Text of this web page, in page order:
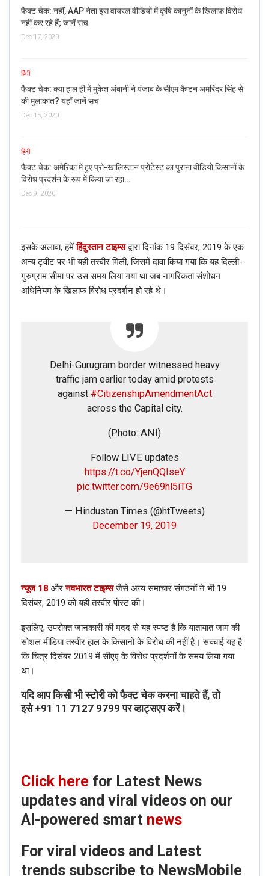
फैक्ट चेक: नहीं, AAP नेता इस वायरल वीडियो में कृषि कानूनों के खिलाफ विरोध
नहीं कर रहे हैं; जानें सच
Dec 17, 2020
हिंदी
फैक्ट चेक: क्या हाल ही में मुकेश अंबानी ने पंजाब के सीएम कैप्टन अमरिंदर सिंह से
की मुलाकात? यहाँ जानें सच
Dec 15, 2020
हिंदी
फैक्ट चेक: अमेरिका में हुए प्रो-खालिस्तान प्रोटेस्ट का पुराना वीडियो किसानों के
विरोध प्रदर्शन के रूप में किया जा रहा…
Dec 9, 2020
इसके अलावा, हमेंहिंदुस्तान टाइम्सद्वारा दिनांक 19 दिसंबर, 2019 के एक
अन्य ट्वीट पर भी यही तस्वीर मिली, जिसमें दावा किया गया कि यह दिल्ली-
गुरुग्राम सीमा पर उस समय लिया गया था जब नागरिकता संशोधन
अधिनियम के खिलाफ विरोध प्रदर्शन हो रहे थे।
Delhi-Gurugram border witnessed heavy
traffic jam earlier today amid protests
against #CitizenshipAmendmentAct
across the Capital city.
(Photo: ANI)
Follow LIVE updates
https://t.co/YjenQQIseY
pic.twitter.com/9e69hl5iTG
— Hindustan Times (@htTweets)
December 19, 2019
न्यूज 18 औरनवभारत टाइम्सजैसे अन्य समाचार संगठनों ने भी 19
दिसंबर, 2019 को यही तस्वीर पोस्ट की।
इसलिए, उपरोक्त जानकारी की मदद से यह स्पष्ट है कि यातायात जाम की
सोशल मीडिया तस्वीर हाल के किसानों के विरोध की नहीं है। सच्चाई यह है
कि चित्र दिसंबर 2019 में सीएए के विरोध प्रदर्शनों के समय लिया गया
था।
यदि आप किसी भी स्टोरी को फैक्ट चेक करना चाहते हैं, तो
इसे+91 11 7127 9799पर व्हाट्सएप करें।
Click here for Latest News
updates and viral videos on our
AI-powered smart news
For viral videos and Latest
trends subscribe to NewsMobile